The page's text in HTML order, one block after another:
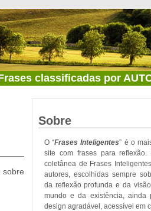
classificadas por
sobre
Sobre
O “Frases Inteligentes” é o
site com frases para reflexão.
coletânea de Frases
autores, escolhidas sempre
da reflexão profunda e da
mundo e da existência, ainda
design agradável, acessível em